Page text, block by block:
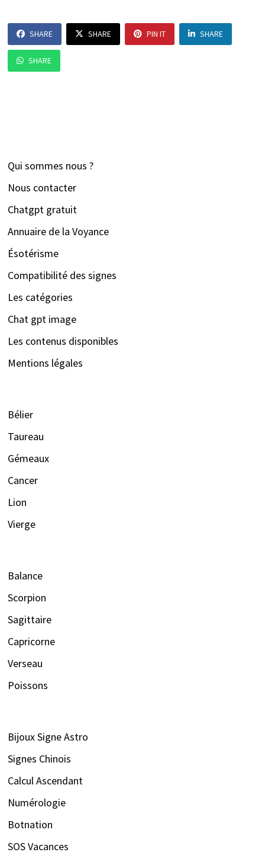
SHARE SHARE PIN IT SHARE
SHARE
Qui sommes nous ?
Nous contacter
Chatgpt gratuit
Annuaire de la Voyance
Ésotérisme
Compatibilité des signes
Les catégories
Chat gpt image
Les contenus disponibles
Mentions légales
Bélier
Taureau
Gémeaux
Cancer
Lion
Vierge
Balance
Scorpion
Sagittaire
Capricorne
Verseau
Poissons
Bijoux Signe Astro
Signes Chinois
Calcul Ascendant
Numérologie
Botnation
SOS Vacances